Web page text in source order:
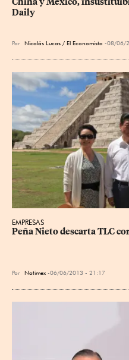
Daily
Por Nicolás Lucas / El Economista 08/06/
EMPRESAS
Peña Nieto descarta TLC
Por Notimex 06/06/2013 - 21:17